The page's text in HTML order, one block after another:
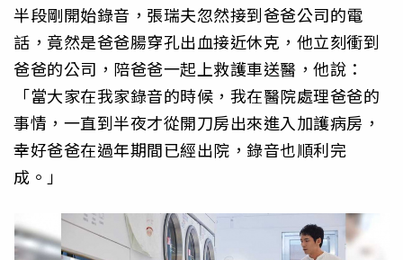
半段剛開始錄音，張瑞夫忽然接到爸爸公司的電
話，竟然是爸爸腸穿孔出血接近休克，他立刻衝到
爸爸的公司，陪爸爸一起上救護車送醫，他說：
「當大家在我家錄音的時候，我在醫院處理爸爸的
事情，一直到半夜才從開刀房出來進入加護病房，
幸好爸爸在過年期間已經出院，錄音也順利完
成。」